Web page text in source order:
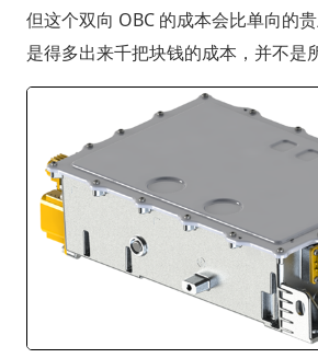
但这个双向 OBC 的成本会比单向的
是得多出来千把块钱的成本，并不是